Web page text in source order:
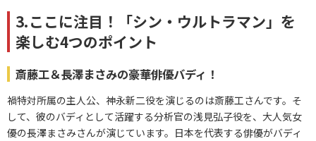
3.ここに注目！「シン・ウルトラマン」を
楽しむ4つのポイント
斎藤工＆長澤まさみの豪華俳優バディ！
禍特対所属の主人公、神永新二役を演じるのは斎藤工さんです。そ
して、彼のバディとして活躍する分析官の浅見弘子役を、大人気女
優の長澤まさみさんが演じています。日本を代表する俳優がバディ